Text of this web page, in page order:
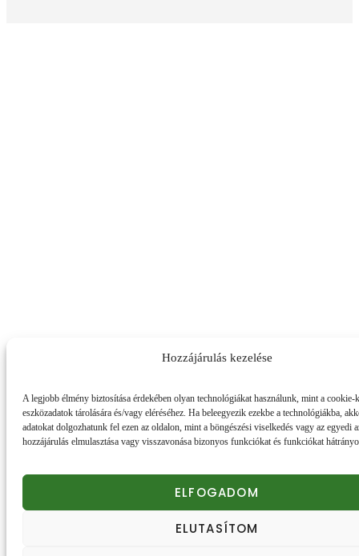
Hozzájárulás kezelése
A legjobb élmény biztosítása érdekében olyan technológiákat használunk, mint a cookie-
eszközadatok tárolására és/vagy eléréséhez. Ha beleegyezik ezekbe a technológiákba,
adatokat dolgozhatunk fel ezen az oldalon, mint a böngészési viselkedés vagy az egyedi
hozzájárulás elmulasztása vagy visszavonása bizonyos funkciókat és funkciókat
ELFOGADOM
ELUTASÍTOM
Honlapunk sütiket (cookie) használ. Részletek